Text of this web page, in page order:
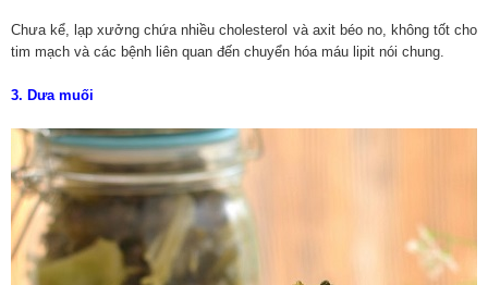
Chưa kể, lạp xưởng chứa nhiều cholesterol và axit béo no, không tốt cho
tim mạch và các bệnh liên quan đến chuyển hóa máu lipit nói chung.
3. Dưa muối